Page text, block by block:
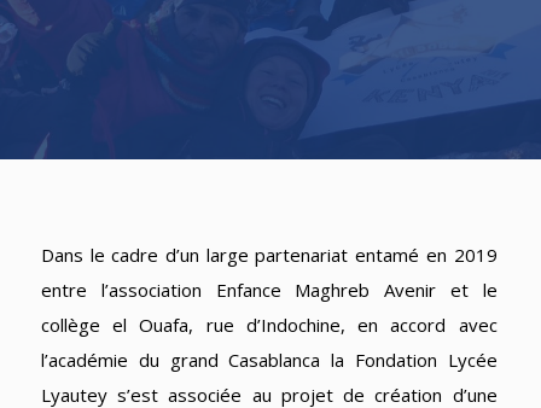
Dans le cadre d’un large partenariat entamé en 2019
entre l’association Enfance Maghreb Avenir et le
collège el Ouafa, rue d’Indochine, en accord avec
l’académie du grand Casablanca la Fondation Lycée
Lyautey s’est associée au projet de création d’une